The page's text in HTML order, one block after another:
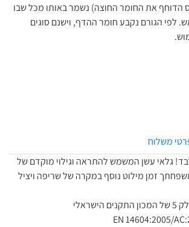
הדוחף את החומר החוצה) נשמר באותו מכל שבו
לפי הגורם נקבע חומר ההדף, וישנם סוגים
משלוח
גלאי עשן המשמש להתראה וגילוי מוקדם של
זמן מילוט נוסף במקרה של שריפה ויציל